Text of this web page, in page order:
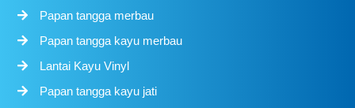
Papan tangga merbau
Papan tangga kayu merbau
Lantai Kayu Vinyl
Papan tangga kayu jati